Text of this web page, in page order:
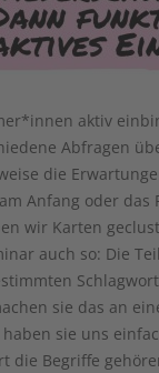
aktiv
Abfragen
die
Anfang oder das
wir Karten
auch so: Die
sie das an
sie uns
die Begriffe